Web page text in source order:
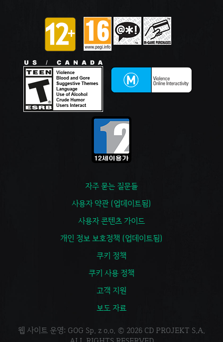
자주 묻는 질문들
사용자 약관 (업데이트됨)
사용자 콘텐츠 가이드
개인 정보 보호정책 (업데이트됨)
쿠키 정책
쿠키 사용 정책
고객 지원
보도 자료
웹 사이트 운영: GOG Sp. z o.o. © 2026 CD PROJEKT S.A.